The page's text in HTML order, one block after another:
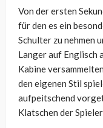
Von der ersten
für den es ein
Schulter zu nehmen
Langer auf Englisch
Kabine
den eigenen Stil
aufpeitschend
Klatschen der